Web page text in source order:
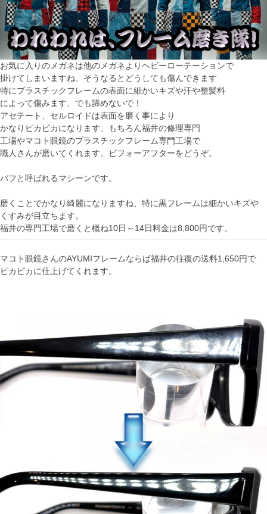
お気に入りのメガネは他のメガネよりヘビーローテーションで
掛けてしまいますね、そうなるとどうしても傷んできます
特にプラスチックフレームの表面に細かいキズや汗や整髪料
によって傷みます、でも諦めないで！
アセテート、セルロイドは表面を磨く事により
かなりピカピカになります、もちろん福井の修理専門
工場やマコト眼鏡のプラスチックフレーム専門工場で
職人さんが磨いてくれます。ビフォーアフターをどうぞ。
バフと呼ばれるマシーンです。
磨くことでかなり綺麗になりますね、特に黒フレームは細かいキズや
くすみが目立ちます。
福井の専門工場で磨くと概ね10日～14日料金は8,800円です。
マコト眼鏡さんのAYUMIフレームならば福井の往復の送料1,650円で
ピカピカに仕上げてくれます。